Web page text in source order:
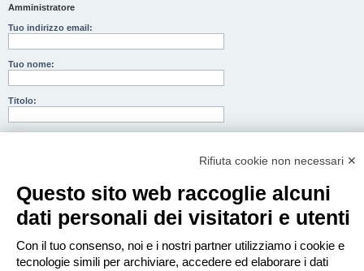
Amministratore
Tuo indirizzo email:
Tuo nome:
Titolo:
BBCode. L’indirizzo di risposta sarà il tuo indirizzo email.Rifiuta cookie non necessari ✕
Questo sito web raccoglie alcuni
dati personali dei visitatori e utenti
Con il tuo consenso, noi e i nostri partner utilizziamo i cookie e
tecnologie simili per archiviare, accedere ed elaborare i dati